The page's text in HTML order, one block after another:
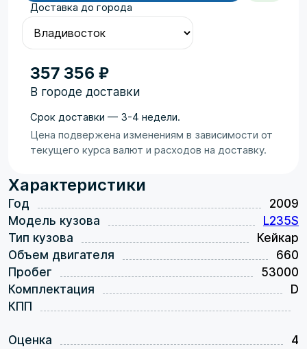
Характеристики
Год
2009
Модель кузова
L235S
Тип кузова
Кейкар
Объем двигателя
660
Пробег
53000
Комплектация
D
КПП
Оценка
4
Доставка до города
357 356 ₽
В городе доставки
Срок доставки — 3-4 недели.
Цена подвержена изменениям в зависимости от
текущего курса валют и расходов на доставку.